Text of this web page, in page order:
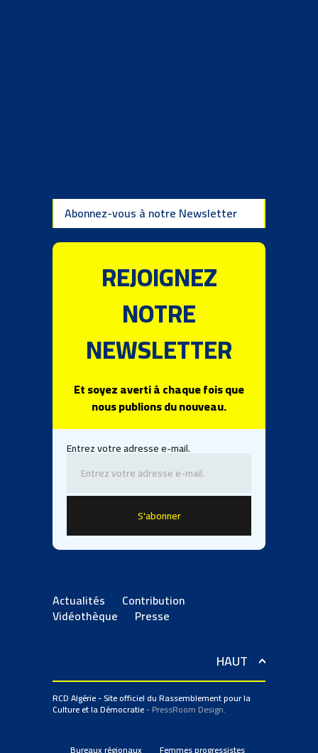
Abonnez-vous à notre Newsletter
REJOIGNEZ
NOTRE
NEWSLETTER
Et soyez averti à chaque fois que
nous publions du nouveau.
Entrez votre adresse e-mail.
Actualités Contribution
Vidéothèque Presse
HAUT
RCD Algérie - Site officiel du Rassemblement pour la
Culture et la Démocratie- PressRoom Design.